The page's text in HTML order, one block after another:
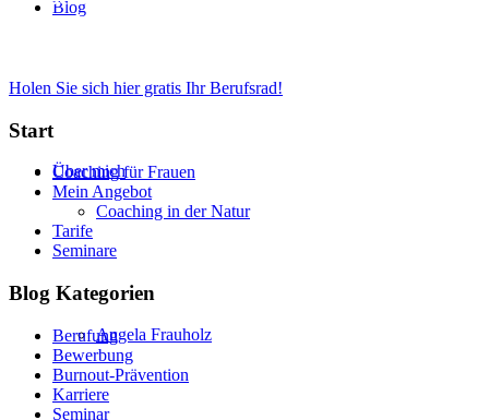
Blog
Über mich
Angela Frauholz
Sie noch heute mit der Veränderung!
Holen Sie sich hier gratis Ihr Berufsrad!
Start
Coaching für Frauen
Mein Angebot
Coaching in der Natur
Tarife
Seminare
Blog Kategorien
Berufung
Bewerbung
Burnout-Prävention
Karriere
Seminar